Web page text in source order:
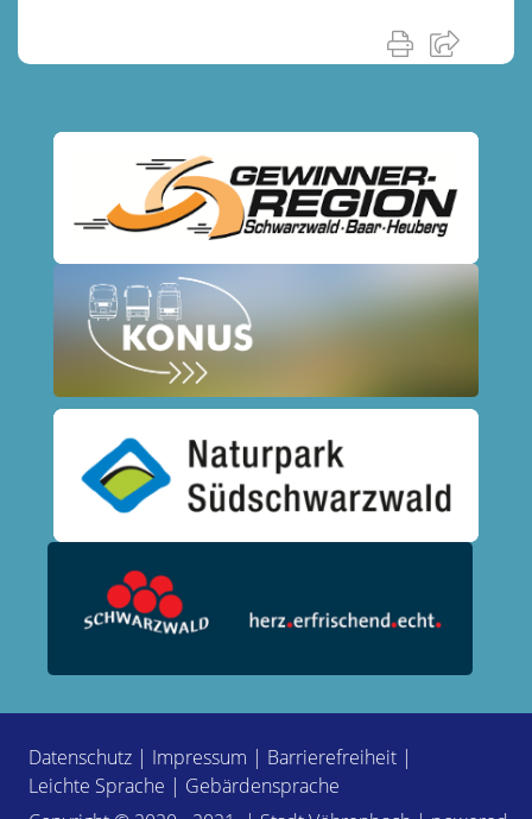
Datenschutz | Impressum | Barrierefreiheit |
Leichte Sprache | Gebärdensprache